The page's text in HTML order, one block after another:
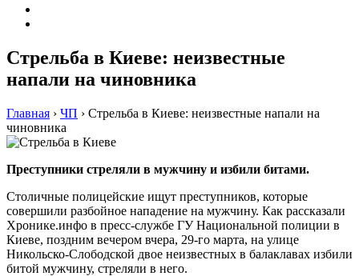
Стрельба в Киеве: неизвестные
напали на чиновника
Главная › ЧП › Стрельба в Киеве: неизвестные напали на
чиновника
Преступники стреляли в мужчину и избили битами.
Столичные полицейские ищут преступников, которые
совершили разбойное нападение на мужчину. Как рассказали
Хронике.инфо в пресс-службе ГУ Национальной полиции в
Киеве, поздним вечером вчера, 29-го марта, на улице
Никольско-Слободской двое неизвестных в балаклавах избили
битой мужчину, стреляли в него.